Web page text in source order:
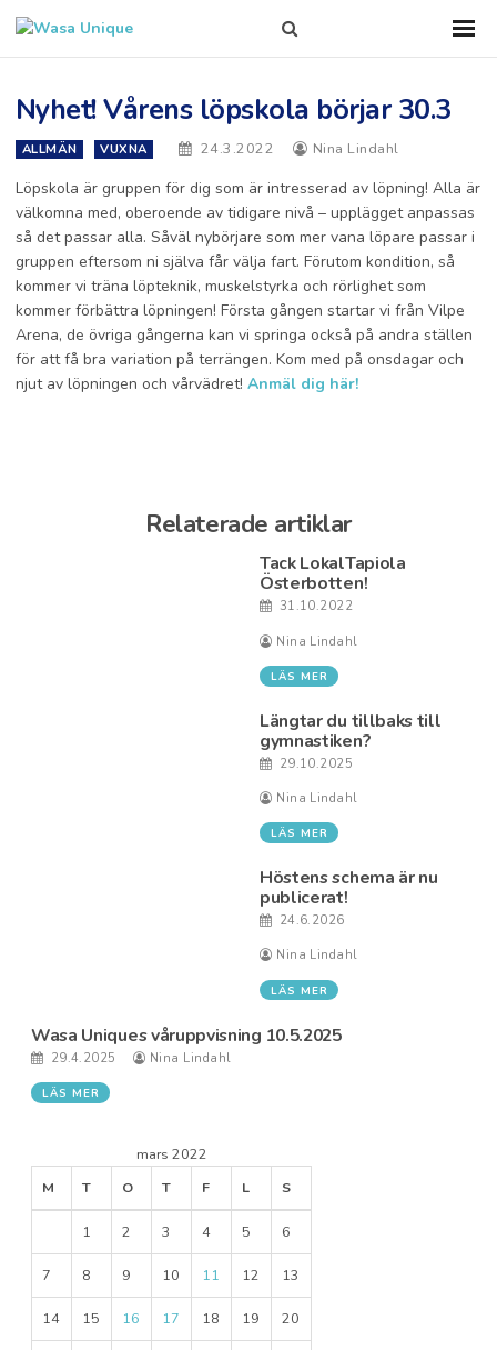
this
Nyhet! Vårens löpskola börjar 30.3
ALLMÄN VUXNA 24.3.2022 Nina Lindahl
Löpskola är gruppen för dig som är intresserad av löpning! Alla är
välkomna med, oberoende av tidigare nivå – upplägget anpassas
så det passar alla. Såväl nybörjare som mer vana löpare passar i
gruppen eftersom ni själva får välja fart. Förutom kondition, så
kommer vi träna löpteknik, muskelstyrka och rörlighet som
kommer förbättra löpningen! Första gången startar vi från Vilpe
Arena, de övriga gångerna kan vi springa också på andra ställen
för att få bra variation på terrängen. Kom med på onsdagar och
njut av löpningen och vårvädret! Anmäl dig här!
Relaterade artiklar
Tack LokalTapiola
Österbotten!
31.10.2022
Nina Lindahl
LÄS MER
Längtar du tillbaks till
gymnastiken?
29.10.2025
Nina Lindahl
LÄS MER
Höstens schema är nu
publicerat!
24.6.2026
Nina Lindahl
LÄS MER
Wasa Uniques våruppvisning 10.5.2025
29.4.2025 Nina Lindahl
LÄS MER
mars 2022
M
T O T F L S
1 2 3 4 5 6
7 8 9 10 11 12 13
14 15 16 17 18 19 20